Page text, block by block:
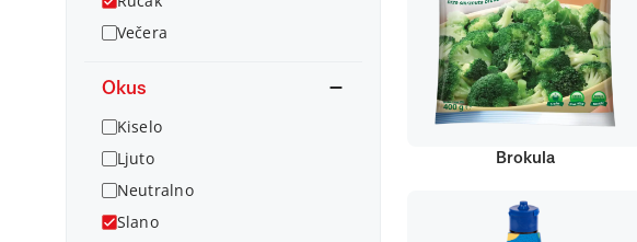
Večera
Okus
Kiselo
Ljuto
Neutralno
Slano
Brokula